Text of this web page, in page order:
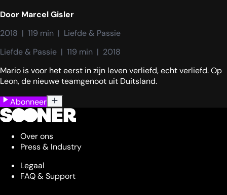
Door Marcel Gisler
2018  |  119 min  |  Liefde & Passie
Liefde & Passie  |  119 min  |  2018
Mario is voor het eerst in zijn leven verliefd, echt verliefd. Op
Leon, de nieuwe teamgenoot uit Duitsland.
Abonneer
Over ons
Press & Industry
Legaal
FAQ & Support